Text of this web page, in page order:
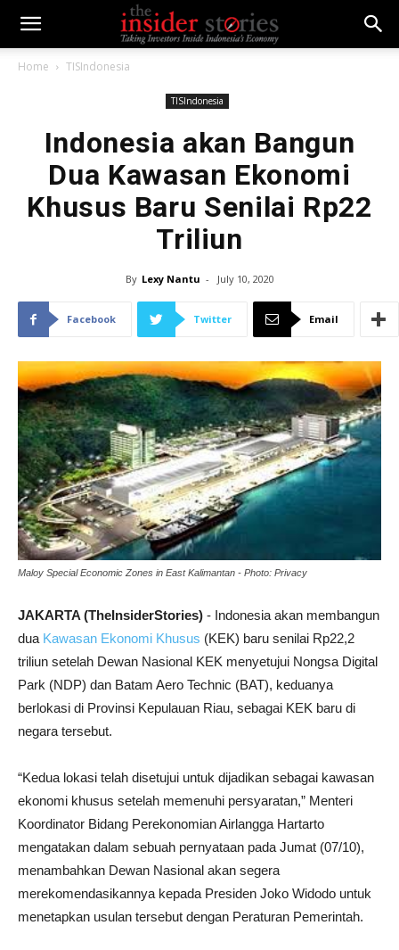
Home TISIndonesia
TISIndonesia
Indonesia akan Bangun
Dua Kawasan Ekonomi
Khusus Baru Senilai Rp22
Triliun
By Lexy Nantu - July 10, 2020
Facebook Twitter Email
Maloy Special Economic Zones in East Kalimantan - Photo: Privacy
JAKARTA (TheInsiderStories) - Indonesia akan membangun
dua Kawasan Ekonomi Khusus (KEK) baru senilai Rp22,2
triliun setelah Dewan Nasional KEK menyetujui Nongsa Digital
Park (NDP) dan Batam Aero Technic (BAT), keduanya
berlokasi di Provinsi Kepulauan Riau, sebagai KEK baru di
negara tersebut.
“Kedua lokasi telah disetujui untuk dijadikan sebagai kawasan
ekonomi khusus setelah memenuhi persyaratan,” Menteri
Koordinator Bidang Perekonomian Airlangga Hartarto
mengatakan dalam sebuah pernyataan pada Jumat (07/10),
menambahkan Dewan Nasional akan segera
merekomendasikannya kepada Presiden Joko Widodo untuk
menetapkan usulan tersebut dengan Peraturan Pemerintah.